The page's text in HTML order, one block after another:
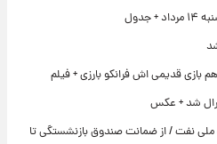
بازی قدیمی اش فرانکو بارزی + فیلم
شد + عکس
نفت / از ضمانت صندوق بازنشستگی تا